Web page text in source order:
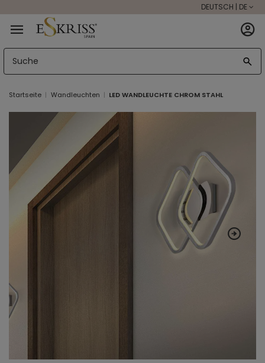
DEUTSCH | DE
Startseite Wandleuchten LED WANDLEUCHTE CHROM STAHL